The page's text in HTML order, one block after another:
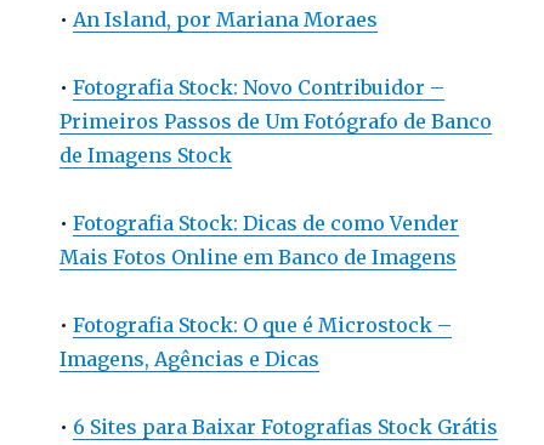
• An Island, por Mariana Moraes
•Fotografia Stock: Novo Contribuidor –
Primeiros Passos de Um Fotógrafo de Banco
de Imagens Stock
•Fotografia Stock: Dicas de como Vender
Mais Fotos Online em Banco de Imagens
•Fotografia Stock: O que é Microstock –
Imagens, Agências e Dicas
• 6 Sites para Baixar Fotografias Stock Grátis